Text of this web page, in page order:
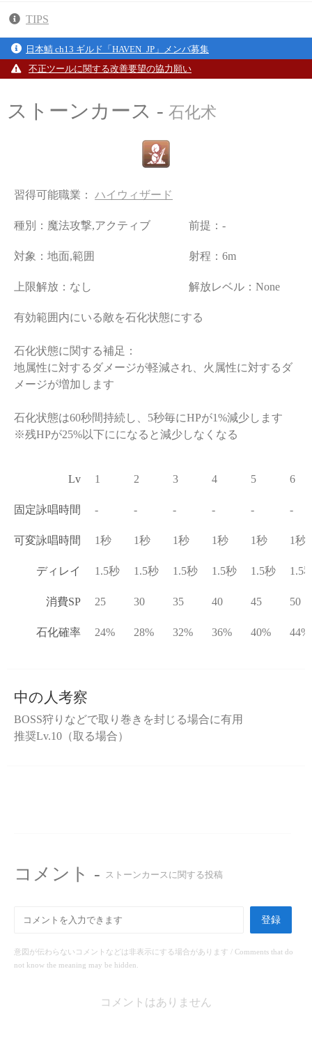
TIPS
日本鯖 ch13 ギルド「HAVEN_JP」メンバ募集
不正ツールに関する改善要望の協力願い
ストーンカース - 石化术
習得可能職業： ハイウィザード
種別：魔法攻撃,アクティブ 前提：-
対象：地面,範囲 射程：6m
上限解放：なし 解放レベル：None
有効範囲内にいる敵を石化状態にする
石化状態に関する補足：
地属性に対するダメージが軽減され、火属性に対するダ
メージが増加します
石化状態は60秒間持続し、5秒毎にHPが1%減少します
※残HPが25%以下にになると減少しなくなる
Lv 1 2 3 4 5 6
固定詠唱時間 - - - - - -
可変詠唱時間 1秒 1秒 1秒 1秒 1秒 1秒
ディレイ 1.5秒 1.5秒 1.5秒 1.5秒 1.5秒 1.5
消費SP 25 30 35 40 45 50
石化確率 24% 28% 32% 36% 40% 44%
中の人考察
BOSS狩りなどで取り巻きを封じる場合に有用
推奨Lv.10（取る場合）
コメント - ストーンカースに関する投稿
登録
意図が伝わらないコメントなどは非表示にする場合があります / Comments that do
not know the meaning may be hidden.
コメントはありません